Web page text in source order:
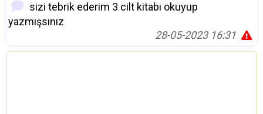
sizi tebrik ederim 3 cilt kitabı okuyup
yazmışsınız
28-05-2023 16:31